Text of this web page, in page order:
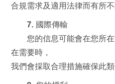
合規需求及適用法律而有所不
7. 國際傳輸
您的信息可能會在您所
在需要時，
我們會採取合理措施確保此